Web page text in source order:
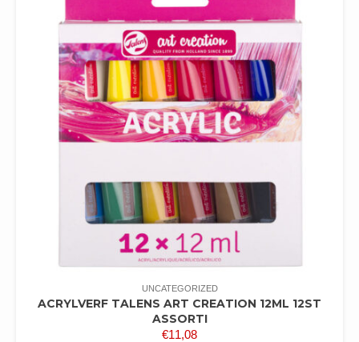
UNCATEGORIZED
ACRYLVERF TALENS ART CREATION 12ML 12ST
ASSORTI
€11,08